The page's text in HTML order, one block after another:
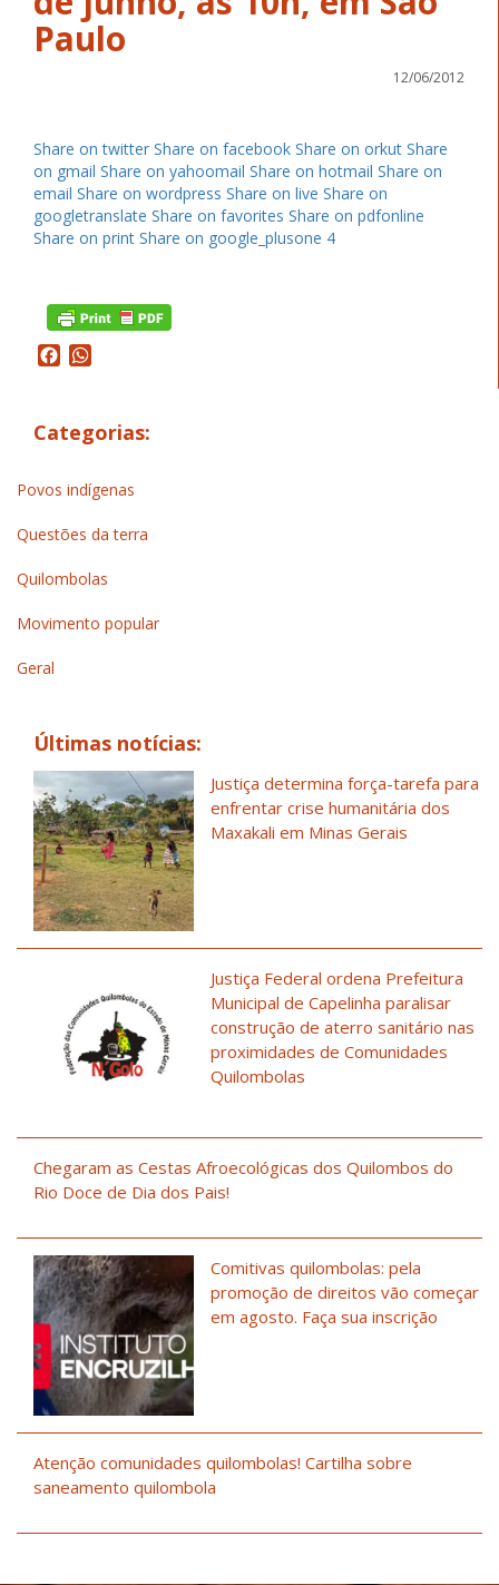
Paulo
12/06/2012
Share on twitter Share on facebook Share on orkut Share
on gmail Share on yahoomail Share on hotmail Share on
email Share on wordpress Share on live Share on
googletranslate Share on favorites Share on pdfonline
Share on print Share on google_plusone 4
Facebook
Categorias:
Povos indígenas
Questões da terra
Quilombolas
Movimento popular
Geral
Últimas notícias:
Justiça determina força-tarefa para
enfrentar crise humanitária dos
Maxakali em Minas Gerais
Justiça Federal ordena Prefeitura
Municipal de Capelinha paralisar
construção de aterro sanitário nas
proximidades de Comunidades
Quilombolas
Chegaram as Cestas Afroecológicas dos Quilombos do
Rio Doce de Dia dos Pais!
Comitivas quilombolas: pela
promoção de direitos vão começar
em agosto. Faça sua inscrição
Atenção comunidades quilombolas! Cartilha sobre
saneamento quilombola